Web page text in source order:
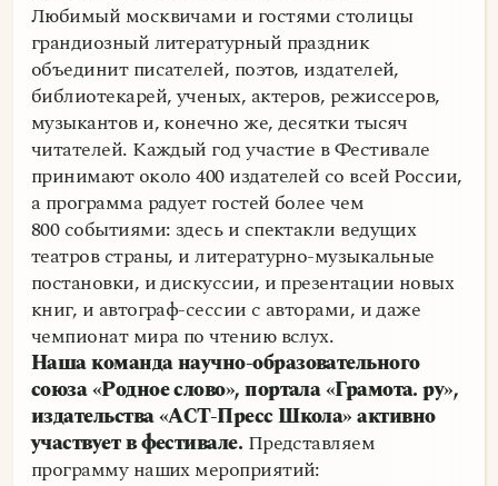
Любимый москвичами и гостями столицы
грандиозный литературный праздник
объединит писателей, поэтов, издателей,
библиотекарей, ученых, актеров, режиссеров,
музыкантов и, конечно же, десятки тысяч
читателей. Каждый год участие в Фестивале
принимают около 400 издателей со всей России,
а программа радует гостей более чем
800 событиями: здесь и спектакли ведущих
театров страны, и литературно‑музыкальные
постановки, и дискуссии, и презентации новых
книг, и автограф‑сессии с авторами, и даже
чемпионат мира по чтению вслух.
Наша команда научно-образовательного
союза «Родное слово», портала «Грамота. ру»,
издательства «АСТ-Пресс Школа» активно
участвует в фестивале. Представляем
программу наших мероприятий: